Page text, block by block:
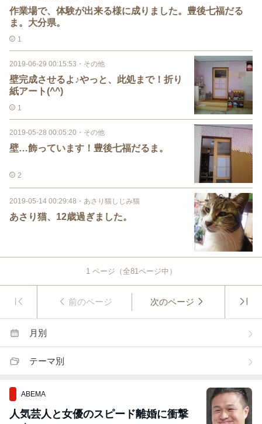
作業場で、体験が出来る様に成りました。豊後七福だる
ま。大分県。
1
2019-06-29 00:15:53 ・ その他
壁完成させるよ♪やっと、此処まで！折り
紙アート(^^)
1
2019-05-28 00:05:20 ・ その他
壁…飾っています！豊後七福だるま。
2
2019-05-14 00:29:48 ・ あさり猫しじみ猫
あさり猫、12歳過ぎました。
1ページ（全81ページ中）
前のページ 次のページ
月別
テーマ別
ABEMA
人気芸人と女優のスピード離婚に衝撃